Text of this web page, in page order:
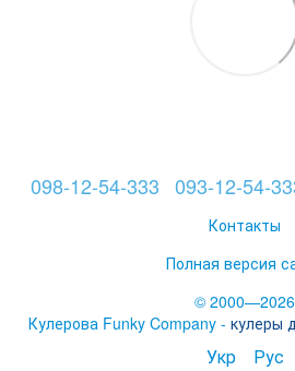
098-12-54-333 093-12-54-
Контакты
Полная версия
© 2000—2026
Кулерова Funky Company - кулеры
Укр Рус